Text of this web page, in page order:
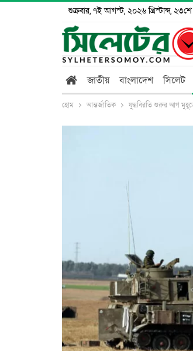
শুক্রবার, ৭ই আগস্ট, ২০২৬ খ্রিস্টাব্দ, ২৩শে
জাতীয় বাংলাদেশ সিলেট
হোম আন্তর্জাতিক যুদ্ধবিরতি শুরুর আগ